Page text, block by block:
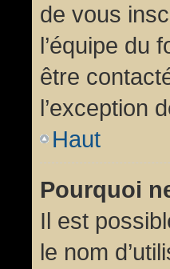
de vous
l’équipe du
être
l’exception
Haut
Pourquoi
Il est
le nom